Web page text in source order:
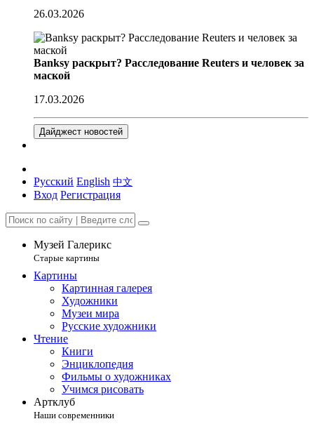
26.03.2026
Banksy раскрыт? Расследование Reuters и человек за
маской
17.03.2026
Дайджест новостей
Русский English 中文
Вход Регистрация
Музей Галерикс
Старые картины
Картины
Картинная галерея
Художники
Музеи мира
Русские художники
Чтение
Книги
Энциклопедия
Фильмы о художниках
Учимся рисовать
Артклуб
Наши современники